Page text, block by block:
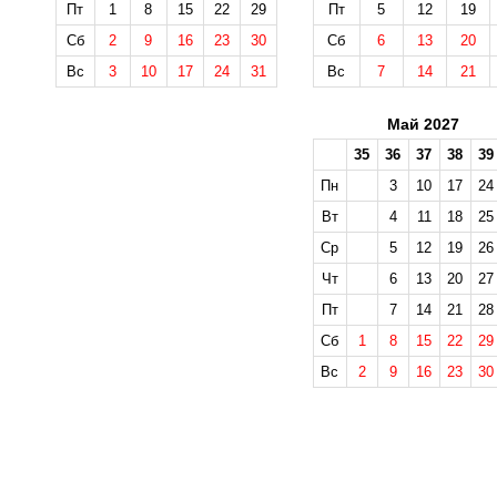
Пт
1 8 15 22
29
Сб
2 9 16 23
30
Вс
3 10 17 24 31
Пт
5 12
19
Сб
6 13
20
Вс
7 14 21
Май 2027
35 36 37 38
39
Пн
3 10 17
24
Вт
4 11 18
25
Ср
5 12 19
26
Чт
6 13 20
27
Пт
7 14 21
28
Сб
1 8 15 22
29
Вс
2 9 16 23 30